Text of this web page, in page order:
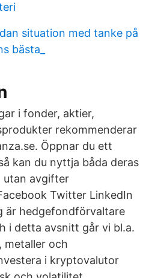
situation med tanke på
bästa_
i fonder, aktier,
rekommenderar
Öppnar du ett
kan du nyttja båda deras
utan avgifter
Twitter LinkedIn
är hedgefondförvaltare
i detta avsnitt går vi bl.a.
metaller och
i kryptovalutor